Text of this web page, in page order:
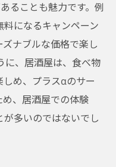
ることも魅力です。例
になるキャンペーン
ナブルな価格で楽し
に、居酒屋は、食べ物
め、プラスαのサー
、居酒屋での体験
多いのではないでし